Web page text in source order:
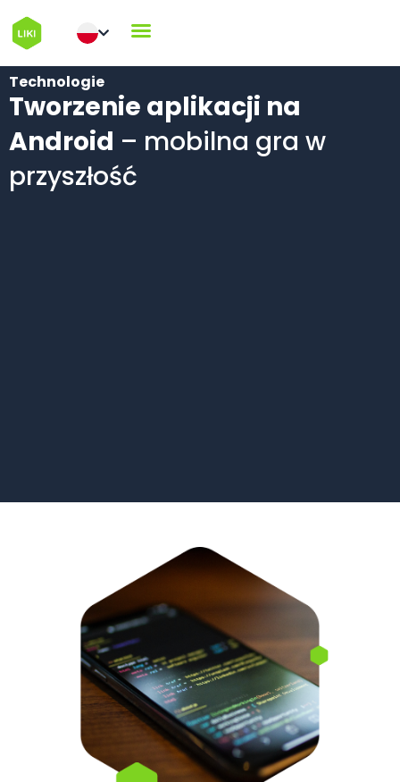
Technologie
Tworzenie aplikacji na
Android – mobilna gra w
przyszłość